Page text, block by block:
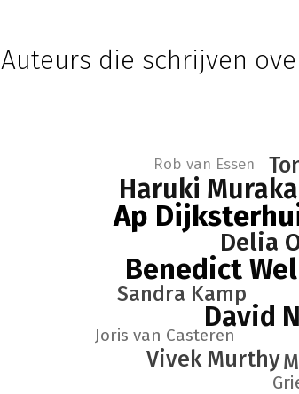
Auteurs die schrijven
Ap
Benedict
David
Haruki
Delia
Vivek Murthy
Sandra Kamp
Joris van Casteren
Rob van Essen